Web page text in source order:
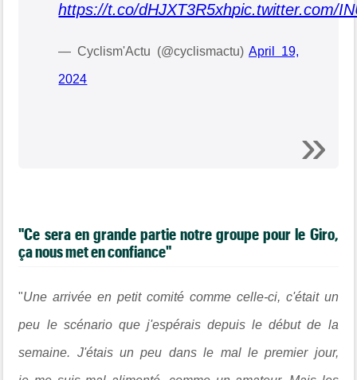
https://t.co/dHJXT3R5xhpic.twitter.com/
— Cyclism'Actu (@cyclismactu)April 19,
2024
"Ce sera en grande partie notre groupe pour le Giro,
ça nous met en confiance"
"Une arrivée en petit comité comme celle-ci, c'était un
peu le scénario que j'espérais depuis le début de la
semaine. J'étais un peu dans le mal le premier jour,